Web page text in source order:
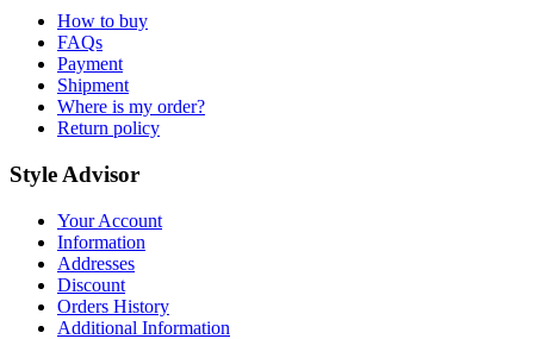
How to buy
FAQs
Payment
Shipment
Where is my order?
Return policy
Style Advisor
Your Account
Information
Addresses
Discount
Orders History
Additional Information